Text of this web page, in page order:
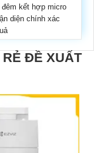
kết hợp micro
diện chính xác
RẺ ĐỀ XUẤT